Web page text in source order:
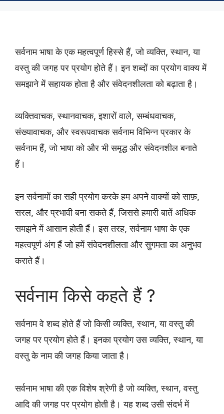
सर्वनाम भाषा के एक महत्वपूर्ण हिस्से हैं, जो व्यक्ति, स्थान, या
वस्तु की जगह पर प्रयोग होते हैं। इन शब्दों का प्रयोग वाक्य में
समझाने में सहायक होता है और संवेदनशीलता को बढ़ाता है।
व्यक्तिवाचक, स्थानवाचक, इशारों वाले, सम्बंधवाचक,
संख्यावाचक, और स्वरूपवाचक सर्वनाम विभिन्न प्रकार के
सर्वनाम हैं, जो भाषा को और भी समृद्ध और संवेदनशील बनाते
हैं।
इन सर्वनामों का सही प्रयोग करके हम अपने वाक्यों को साफ़,
सरल, और प्रभावी बना सकते हैं, जिससे हमारी बातें अधिक
समझने में आसान होती हैं। इस तरह, सर्वनाम भाषा के एक
महत्वपूर्ण अंग हैं जो हमें संवेदनशीलता और सुगमता का अनुभव
कराते हैं।
सर्वनाम किसे कहते हैं ?
सर्वनाम वे शब्द होते हैं जो किसी व्यक्ति, स्थान, या वस्तु की
जगह पर प्रयोग होते हैं। इनका प्रयोग उस व्यक्ति, स्थान, या
वस्तु के नाम की जगह किया जाता है।
सर्वनाम भाषा की एक विशेष श्रेणी है जो व्यक्ति, स्थान, वस्तु
आदि की जगह पर प्रयोग होती है। यह शब्द उसी संदर्भ में